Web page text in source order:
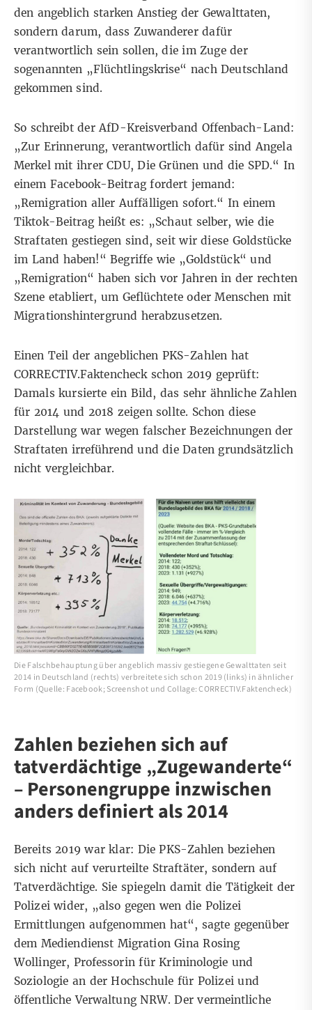
den angeblich starken Anstieg der Gewalttaten,
sondern darum, dass Zuwanderer dafür
verantwortlich sein sollen, die im Zuge der
sogenannten „Flüchtlingskrise“ nach Deutschland
gekommen sind.
So schreibtder AfD-Kreisverband Offenbach-Land:
„Zur Erinnerung, verantwortlich dafür sind Angela
Merkel mit ihrer CDU, Die Grünen und die SPD.“ In
einem Facebook-Beitragfordert jemand:
„Remigration aller Auffälligen sofort.“ In einem
Tiktok-Beitragheißt es: „Schaut selber, wie die
Straftaten gestiegen sind, seit wir diese Goldstücke
im Land haben!“Begriffe wie „Goldstück“ und
„Remigration“ haben sich vor Jahren in der rechten
Szene etabliert, um Geflüchtete oder Menschen mit
Migrationshintergrund herabzusetzen.
Einen Teil der angeblichen PKS-Zahlen hat
CORRECTIV.Faktencheck schon 2019 geprüft:
Damals kursierte ein Bild, das sehr ähnliche Zahlen
für 2014 und 2018 zeigen sollte. Schon diese
Darstellung war wegen falscher Bezeichnungen der
Straftaten irreführend und die Daten grundsätzlich
nicht vergleichbar.
Die Falschbehauptung über angeblich massiv gestiegene Gewalttaten seit
2014 in Deutschland (rechts) verbreitete sich schon 2019 (links) in ähnlicher
Form (Quelle: Facebook; Screenshot und Collage: CORRECTIV.Faktencheck)
Zahlen beziehen sich auf
tatverdächtige „Zugewanderte“
– Personengruppe inzwischen
anders definiert als 2014
Bereits 2019 war klar: Die PKS-Zahlen beziehen
sich nicht auf verurteilte Straftäter, sondern auf
Tatverdächtige. Sie spiegeln damit die Tätigkeit der
Polizei wider, „also gegen wen die Polizei
Ermittlungen aufgenommen hat“, sagte gegenüber
dem Mediendienst MigrationGina Rosing
Wollinger, Professorin für Kriminologie und
Soziologie an der Hochschule für Polizei und
öffentliche Verwaltung NRW. Der vermeintliche